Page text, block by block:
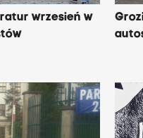
wrzesień w